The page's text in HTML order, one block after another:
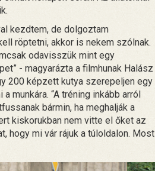
kezdtem, de dolgoztam
röptetni, akkor is nekem szólnak.
odavisszük mint egy
- magyarázta a filmhunak Halász
200 képzett kutya szerepeljen egy
munkára. “A tréning inkább arról
bármin, ha meghalják a
kiskorukban nem vitte el őket az
hogy mi vár rájuk a túloldalon. Most